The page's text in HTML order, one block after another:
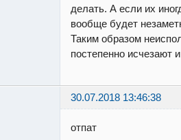
делать. А если их
вообще будет
Таким образом
постепенно исчезают
30.07.2018 13:46:38
отпат